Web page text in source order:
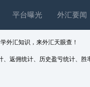
平台曝光 外汇要闻
外汇知识，来外汇天眼查！
返佣统计、历史盈亏统计、